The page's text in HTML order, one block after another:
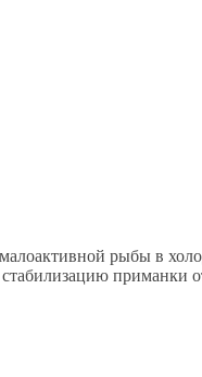
рыбы в
приманки